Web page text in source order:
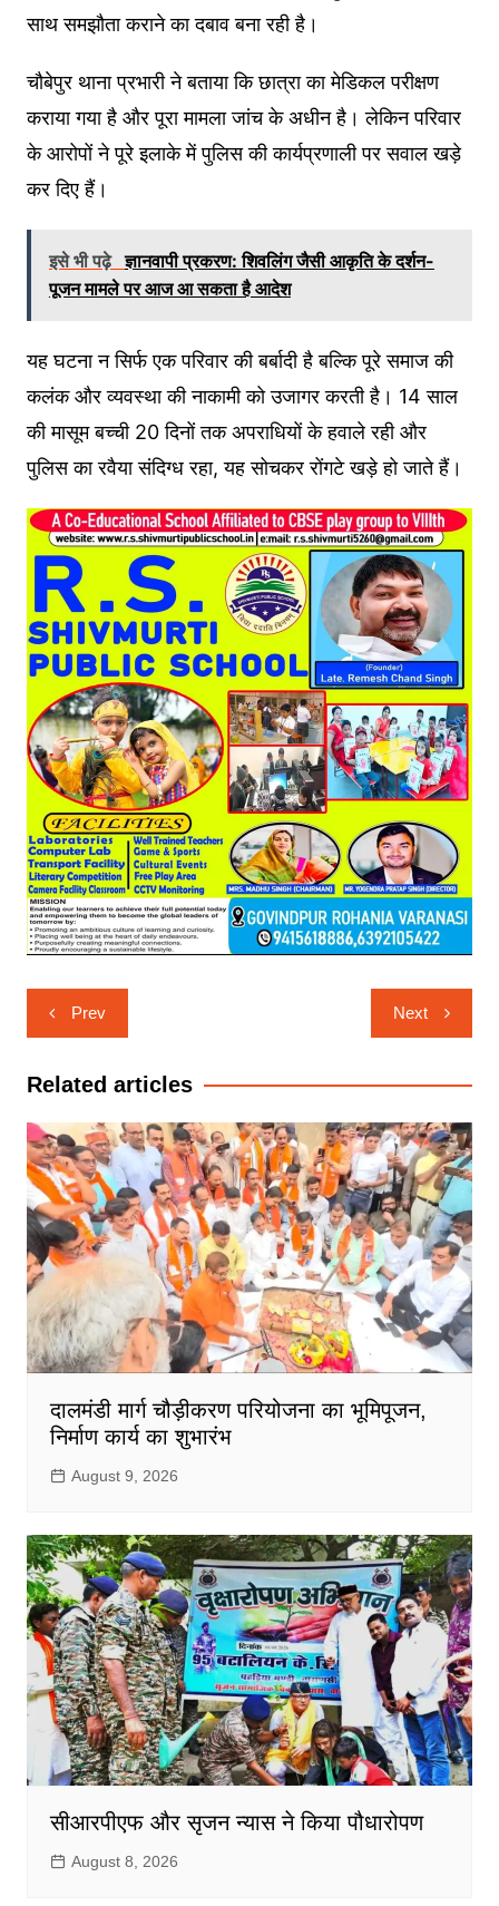
साथ समझौता कराने का दबाव बना रही है।
चौबेपुर थाना प्रभारी ने बताया कि छात्रा का मेडिकल परीक्षण
कराया गया है और पूरा मामला जांच के अधीन है। लेकिन परिवार
के आरोपों ने पूरे इलाके में पुलिस की कार्यप्रणाली पर सवाल खड़े
कर दिए हैं।
इसे भी पढ़े ज्ञानवापी प्रकरण: शिवलिंग जैसी आकृति के दर्शन-
पूजन मामले पर आज आ सकता है आदेश
यह घटना न सिर्फ एक परिवार की बर्बादी है बल्कि पूरे समाज की
कलंक और व्यवस्था की नाकामी को उजागर करती है। 14 साल
की मासूम बच्ची 20 दिनों तक अपराधियों के हवाले रही और
पुलिस का रवैया संदिग्ध रहा, यह सोचकर रोंगटे खड़े हो जाते हैं।
Post
navigation
Prev Next
Related articles
दालमंडी मार्ग चौड़ीकरण परियोजना का भूमिपूजन,
निर्माण कार्य का शुभारंभ
August 9, 2026
सीआरपीएफ और सृजन न्यास ने किया पौधारोपण
August 8, 2026